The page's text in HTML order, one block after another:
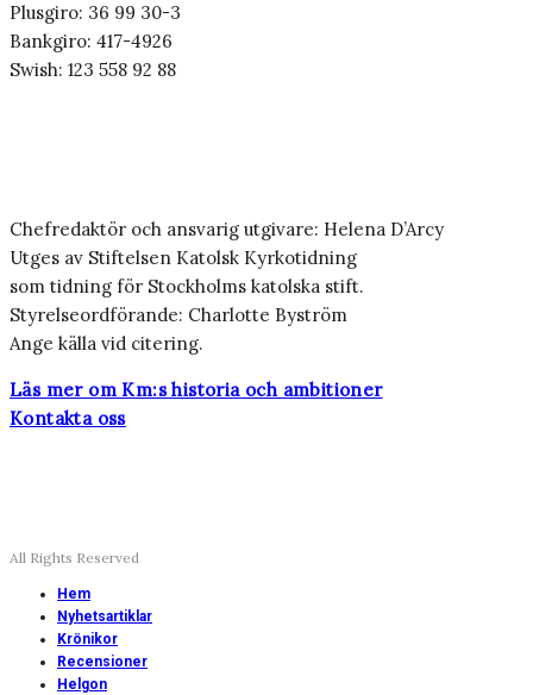
Plusgiro: 36 99 30-3
Bankgiro: 417-4926
Swish: 123 558 92 88
Chefredaktör och ansvarig utgivare: Helena D’Arcy
Utges av Stiftelsen Katolsk Kyrkotidning
som tidning för Stockholms katolska stift.
Styrelseordförande: Charlotte Byström
Ange källa vid citering.
Läs mer om Km:s historia och ambitioner
Kontakta oss
All Rights Reserved
Hem
Nyhetsartiklar
Krönikor
Recensioner
Helgon